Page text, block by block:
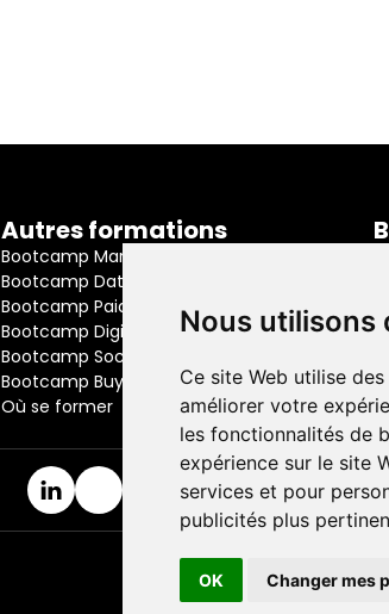
Nous utilisons
Ce site Web utilise
améliorer votre
les fonctionnalités de
expérience sur le site
services et pour
publicités plus
OK Changer mes
Autres formations
Bootcamp Marketing  Digital
Bootcamp Data Scientist
Bootcamp Paid Media
Bootcamp Digital Media Content
Bootcamp Social Media Manager
Bootcamp Buyer Media
Où se former
Politique de